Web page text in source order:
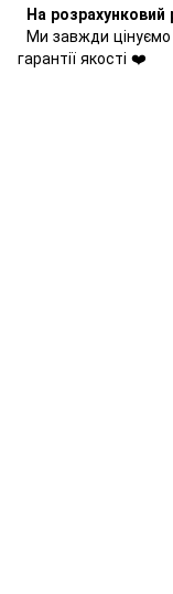
На розрахунковий
Ми завжди цінуємо
гарантії якості ❤️